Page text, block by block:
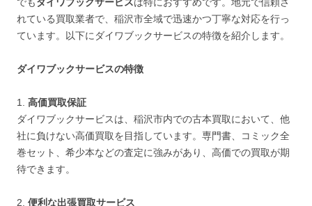
れている買取業者で、稲沢市全域で迅速かつ丁寧な対応を行っ
ています。以下にダイワブックサービスの特徴を紹介します。
ダイワブックサービスの特徴
1. 高価買取保証
ダイワブックサービスは、稲沢市内での古本買取において、他
社に負けない高価買取を目指しています。専門書、コミック全
巻セット、希少本などの査定に強みがあり、高価での買取が期
待できます。
2. 便利な出張買取サービス